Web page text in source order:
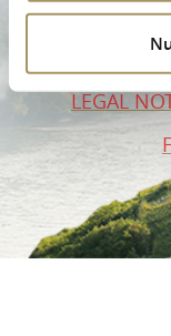
ORDER
LEGAL